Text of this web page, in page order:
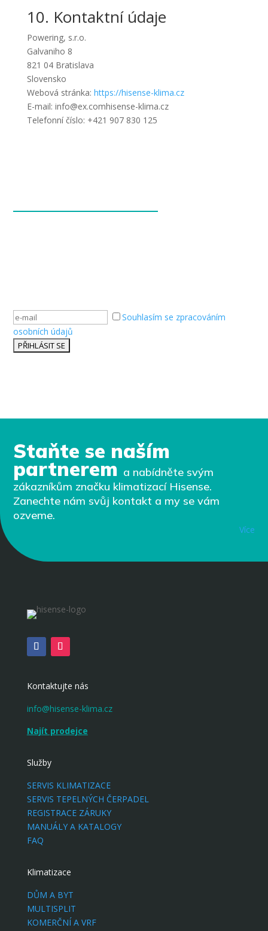
10. Kontaktní údaje
Powering, s.r.o.
Galvaniho 8
821 04 Bratislava
Slovensko
Webová stránka: https://hisense-klima.cz
E-mail: info@ex.comhisense-klima.cz
Telefonní číslo: +421 907 830 125
Souhlasím se zpracováním
osobních údajů
Staňte se naším
partnerem a nabídněte svým
zákazníkům značku klimatizací Hisense.
Zanechte nám svůj kontakt a my se vám
ozveme.
Více
Kontaktujte nás
info@hisense-klima.cz
Najít prodejce
Služby
SERVIS KLIMATIZACE
SERVIS TEPELNÝCH ČERPADEL
REGISTRACE ZÁRUKY
MANUÁLY A KATALOGY
FAQ
Klimatizace
DŮM A BYT
MULTISPLIT
KOMERČNÍ A VRF